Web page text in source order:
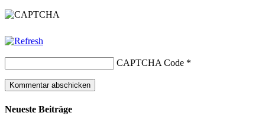
CAPTCHA Code *
Neueste Beiträge